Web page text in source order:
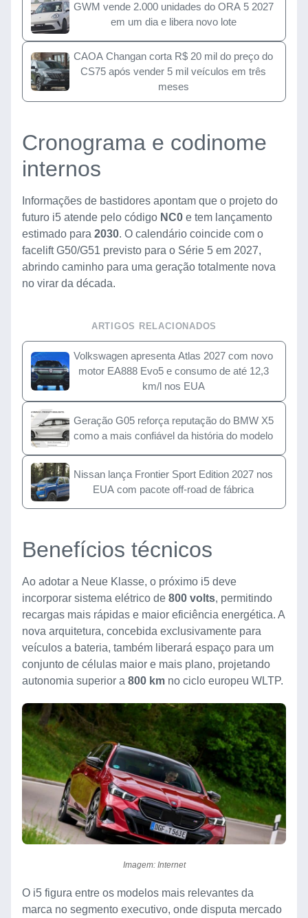
GWM vende 2.000 unidades do ORA 5 2027
em um dia e libera novo lote
CAOA Changan corta R$ 20 mil do preço do
CS75 após vender 5 mil veículos em três
meses
Cronograma e codinome
internos
Informações de bastidores apontam que o projeto do
futuro i5 atende pelo código NC0 e tem lançamento
estimado para 2030. O calendário coincide com o
facelift G50/G51 previsto para o Série 5 em 2027,
abrindo caminho para uma geração totalmente nova
no virar da década.
ARTIGOS RELACIONADOS
Volkswagen apresenta Atlas 2027 com novo
motor EA888 Evo5 e consumo de até 12,3
km/l nos EUA
Geração G05 reforça reputação do BMW X5
como a mais confiável da história do modelo
Nissan lança Frontier Sport Edition 2027 nos
EUA com pacote off-road de fábrica
Benefícios técnicos
Ao adotar a Neue Klasse, o próximo i5 deve
incorporar sistema elétrico de 800 volts, permitindo
recargas mais rápidas e maior eficiência energética. A
nova arquitetura, concebida exclusivamente para
veículos a bateria, também liberará espaço para um
conjunto de células maior e mais plano, projetando
autonomia superior a 800 km no ciclo europeu WLTP.
Imagem: Internet
O i5 figura entre os modelos mais relevantes da
marca no segmento executivo, onde disputa mercado